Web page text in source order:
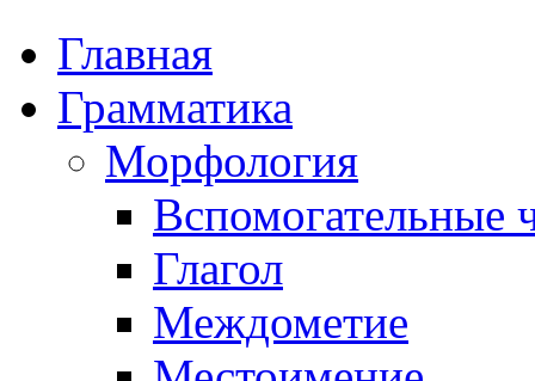
Главная
Грамматика
Морфология
Вспомогательные
Глагол
Междометие